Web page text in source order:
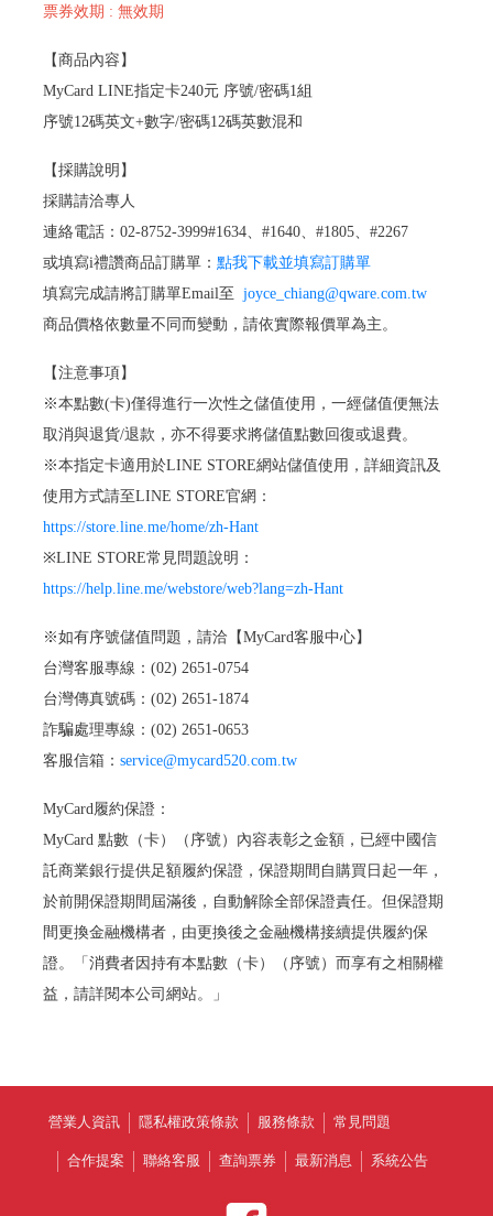
票券效期 : 無效期
【商品內容】
MyCard LINE指定卡240元 序號/密碼1組
序號12碼英文+數字/密碼12碼英數混和
【採購說明】
採購請洽專人
連絡電話：02-8752-3999#1634、#1640、#1805、#2267
或填寫i禮讚商品訂購單： 點我下載並填寫訂購單
填寫完成請將訂購單Email至 joyce_chiang@qware.com.tw
商品價格依數量不同而變動，請依實際報價單為主。
【注意事項】
※本點數(卡)僅得進行一次性之儲值使用，一經儲值便無法
取消與退貨/退款，亦不得要求將儲值點數回復或退費。
※本指定卡適用於LINE STORE網站儲值使用，詳細資訊及
使用方式請至LINE STORE官網：
https://store.line.me/home/zh-Hant
※LINE STORE常見問題說明：
https://help.line.me/webstore/web?lang=zh-Hant
※如有序號儲值問題，請洽【MyCard客服中心】
台灣客服專線：(02) 2651-0754
台灣傳真號碼：(02) 2651-1874
詐騙處理專線：(02) 2651-0653
客服信箱： service@mycard520.com.tw
MyCard履約保證：
MyCard 點數（卡）（序號）內容表彰之金額，已經中國信
託商業銀行提供足額履約保證，保證期間自購買日起一年，
於前開保證期間屆滿後，自動解除全部保證責任。但保證期
間更換金融機構者，由更換後之金融機構接續提供履約保
證。「消費者因持有本點數（卡）（序號）而享有之相關權
益，請詳閱本公司網站。」
營業人資訊 隱私權政策條款 服務條款 常見問題
合作提案 聯絡客服 查詢票券 最新消息 系統公告